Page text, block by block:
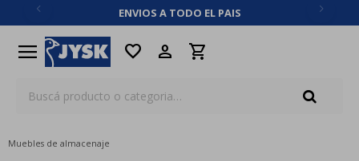
ENVIOS A TODO EL PAIS
menu favorite
Muebles de almacenaje
close